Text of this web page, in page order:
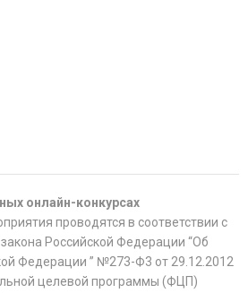
онлайн-конкурсах
проводятся в соответствии с
Российской Федерации “Об
Федерации ” №273-Ф3 от 29.12.2012
целевой программы (ФЦП)